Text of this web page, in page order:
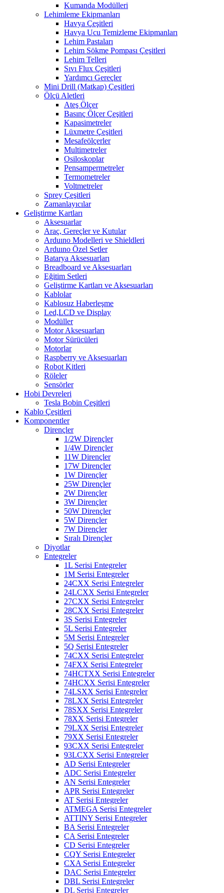
Kumanda Modülleri
Lehimleme Ekipmanları
Havya Çeşitleri
Havya Ucu Temizleme Ekipmanları
Lehim Pastaları
Lehim Sökme Pompası Çeşitleri
Lehim Telleri
Sıvı Flux Çeşitleri
Yardımcı Gereçler
Mini Drill (Matkap) Çeşitleri
Ölçü Aletleri
Ateş Ölçer
Basınç Ölçer Çeşitleri
Kapasimetreler
Lüxmetre Çeşitleri
Mesafeölçerler
Multimetreler
Osiloskoplar
Pensampermetreler
Termometreler
Voltmetreler
Sprey Çeşitleri
Zamanlayıcılar
Geliştirme Kartları
Aksesuarlar
Araç, Gereçler ve Kutular
Arduıno Modelleri ve Shieldleri
Arduıno Özel Setler
Batarya Aksesuarları
Breadboard ve Aksesuarları
Eğitim Setleri
Geliştirme Kartları ve Aksesuarları
Kablolar
Kablosuz Haberleşme
Led,LCD ve Display
Modüller
Motor Aksesuarları
Motor Sürücüleri
Motorlar
Raspberry ve Aksesuarları
Robot Kitleri
Röleler
Sensörler
Hobi Devreleri
Tesla Bobin Çeşitleri
Kablo Çeşitleri
Komponentler
Dirençler
1/2W Dirençler
1/4W Dirençler
11W Dirençler
17W Dirençler
1W Dirençler
25W Dirençler
2W Dirençler
3W Dirençler
50W Dirençler
5W Dirençler
7W Dirençler
Sıralı Dirençler
Diyotlar
Entegreler
1L Serisi Entegreler
1M Serisi Entegreler
24CXX Serisi Entegreler
24LCXX Serisi Entegreler
27CXX Serisi Entegreler
28CXX Serisi Entegreler
3S Serisi Entegreler
5L Serisi Entegreler
5M Serisi Entegreler
5Q Serisi Entegreler
74CXX Serisi Entegreler
74FXX Serisi Entegreler
74HCTXX Serisi Entegreler
74HCXX Serisi Entegreler
74LSXX Serisi Entegreler
78LXX Serisi Entegreler
78SXX Serisi Entegreler
78XX Serisi Entegreler
79LXX Serisi Entegreler
79XX Serisi Entegreler
93CXX Serisi Entegreler
93LCXX Serisi Entegreler
AD Serisi Entegreler
ADC Serisi Entegreler
AN Serisi Entegreler
APR Serisi Entegreler
AT Serisi Entegreler
ATMEGA Serisi Entegreler
ATTINY Serisi Entegreler
BA Serisi Entegreler
CA Serisi Entegreler
CD Serisi Entegreler
CQY Serisi Entegreler
CXA Serisi Entegreler
DAC Serisi Entegreler
DBL Serisi Entegreler
DL Serisi Entegreler